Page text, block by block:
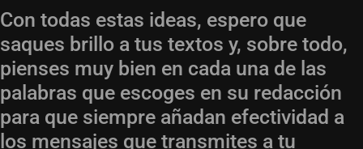
Con todas estas ideas, espero que
saques brillo a tus textos y, sobre todo,
pienses muy bien en cada una de las
palabras que escoges en su redacción
para que siempre añadan efectividad a
los mensajes que transmites a tu